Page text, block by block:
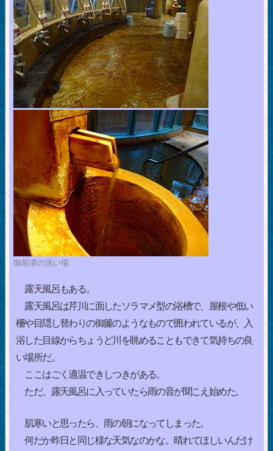
御前湯の洗い場
露天風呂もある。
露天風呂は芹川に面したソラマメ型の浴槽で、屋根や低い
柵や目隠し替わりの御簾のようなもので囲われているが、入
浴した目線からちょうど川を眺めることもできて気持ちの良
い場所だ。
ここはごく適温できしつきがある。
ただ、露天風呂に入っていたら雨の音が聞こえ始めた。
肌寒いと思ったら、雨の朝になってしまった。
何だか昨日と同じ様な天気なのかな。晴れてほしいんだけ